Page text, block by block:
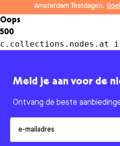
Amsterdam Testdagen.
Oops
500
c.collections.nodes.at
Meld je aan voor de
Ontvang de beste